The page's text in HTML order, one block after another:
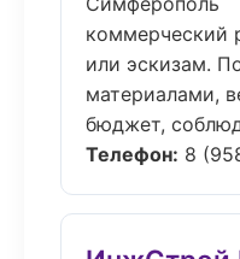
коммерческий
или эскизам.
материалами,
бюджет,
Телефон: 8